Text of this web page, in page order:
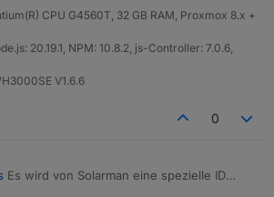
CPU G4560T, 32 GB RAM, Proxmox 8.x +
20.19.1, NPM: 10.8.2, js-Controller: 7.0.6,
V1.6.6
0
Es wird von Solarman eine spezielle ID